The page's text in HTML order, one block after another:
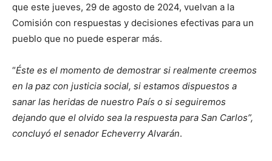
que este jueves, 29 de agosto de 2024, vuelvan a la
Comisión con respuestas y decisiones efectivas para un
pueblo que no puede esperar más.
“Éste es el momento de demostrar si realmente creemos
en la paz con justicia social, si estamos dispuestos a
sanar las heridas de nuestro País o si seguiremos
dejando que el olvido sea la respuesta para San Carlos”,
concluyó el senador Echeverry Alvarán.